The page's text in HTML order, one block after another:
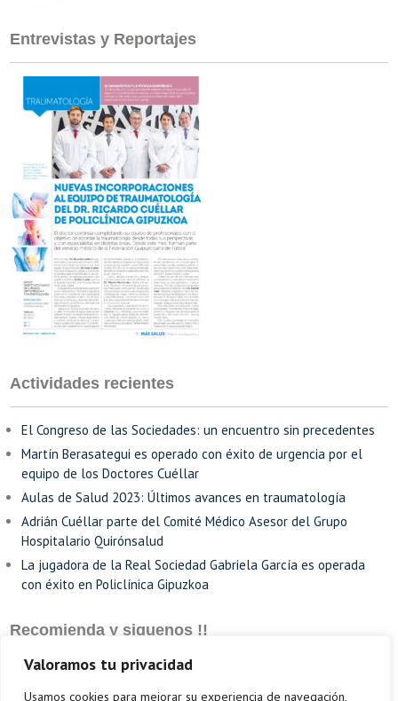
Valoramos tu privacidad
Usamos cookies para mejorar su experiencia de navegación,
Entrevistas y Reportajes
Actividades recientes
El Congreso de las Sociedades: un encuentro sin precedentes
Martín Berasategui es operado con éxito de urgencia por el
equipo de los Doctores Cuéllar
Aulas de Salud 2023: Últimos avances en traumatología
Adrián Cuéllar parte del Comité Médico Asesor del Grupo
Hospitalario Quirónsalud
La jugadora de la Real Sociedad Gabriela García es operada
con éxito en Policlínica Gipuzkoa
Recomienda y siguenos !!